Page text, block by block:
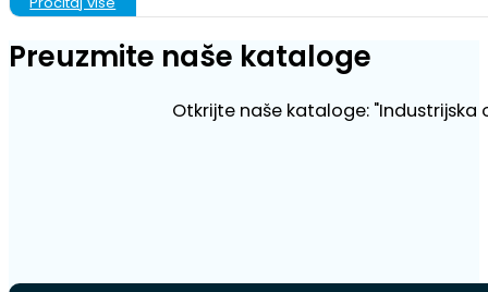
Preuzmite naše kataloge
Otkrijte naše kataloge: